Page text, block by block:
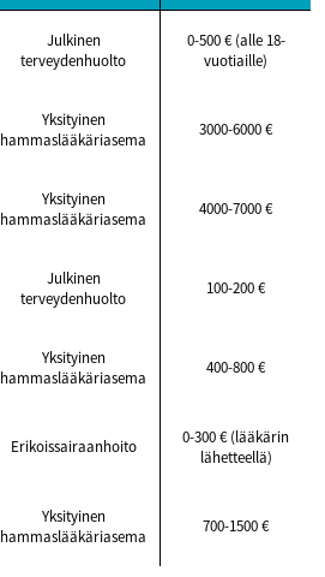
Julkinen
terveydenhuolto
0-500 € (alle 18-
vuotiaille)
Yksityinen
hammaslääkäriasema
3000-6000 €
Yksityinen
hammaslääkäriasema
4000-7000 €
Julkinen
terveydenhuolto
100-200 €
Yksityinen
hammaslääkäriasema
400-800 €
Erikoissairaanhoito
0-300 € (lääkärin
lähetteellä)
Yksityinen
hammaslääkäriasema
700-1500 €